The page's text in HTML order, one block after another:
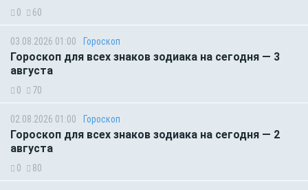
0 60
03.08.2026 01:00 Гороскоп
Гороскоп для всех знаков зодиака на сегодня — 3
августа
0 70
02.08.2026 01:00 Гороскоп
Гороскоп для всех знаков зодиака на сегодня — 2
августа
0 80